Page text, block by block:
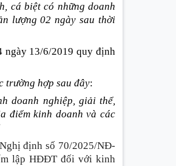
cá biệt có những doanh
lượng 02 ngày sau thời
ngày 13/6/2019 quy định
trường hợp sau đây:
doanh nghiệp, giải thể,
điểm kinh doanh và các
định số 70/2025/NĐ-
lập HĐĐT đối với kinh